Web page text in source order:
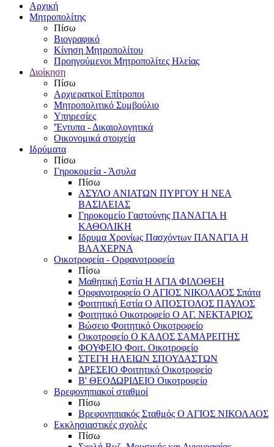
Αρχική
Μητροπολίτης
Πίσω
Βιογραφικό
Κίνηση Μητροπολίτου
Προηγούμενοι Μητροπολίτες Ηλείας
Διοίκηση
Πίσω
Αρχιερατκοί Επίτροποι
Μητροπολιτικό Συμβούλιο
Υπηρεσίες
'Έντυπα - Δικαιολογητικά
Οικονομικά στοιχεία
Ιδρύματα
Πίσω
Γηροκομεία - Άσυλα
Πίσω
ΑΣΥΛΟ ΑΝΙΑΤΩΝ ΠΥΡΓΟΥ Η ΝΕΑ
ΒΑΣΙΛΕΙΑΣ
Γηροκομείο Γαστούνης ΠΑΝΑΓΙΑ Η
ΚΑΘΟΛΙΚΗ
Ιδρυμα Χρονίως Πασχόντων ΠΑΝΑΓΙΑ Η
ΒΛΑΧΕΡΝΑ
Οικοτροφεία - Ορφανοτροφεία
Πίσω
Μαθητική Εστία Η ΑΓΙΑ ΦΙΛΟΘΕΗ
Ορφανοτροφείο Ο ΑΓΙΟΣ ΝΙΚΟΛΑΟΣ Σπάτα
Φοιτητική Εστία Ο ΑΠΟΣΤΟΛΟΣ ΠΑΥΛΟΣ
Φοιτητικό Οικοτροφείο Ο ΑΓ. ΝΕΚΤΑΡΙΟΣ
Βώσειο Φοιτητικό Οικοτροφείο
Οικοτροφείο Ο ΚΑΛΟΣ ΣΑΜΑΡΕΙΤΗΣ
ΦΟΥΦΕΙΟ Φοιτ. Οικοτροφείο
ΣΤΕΓΗ ΗΛΕΙΩΝ ΣΠΟΥΔΑΣΤΩΝ
ΔΡΕΣΕΙΟ Φοιτητικό Οικοτροφείο
Β' ΘΕΟΔΩΡΙΔΕΙΟ Οικοτροφείο
Βρεφονηπιακοί σταθμοί
Πίσω
Βρεφονηπιακός Σταθμός Ο ΑΓΙΟΣ ΝΙΚΟΛΑΟΣ
Εκκλησιαστικές σχολές
Πίσω